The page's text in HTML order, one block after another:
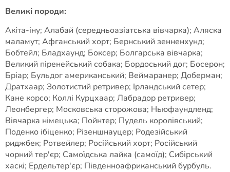
Великі породи:
Акіта-іну; Алабай (середньоазіатська вівчарка); Аляска
маламут; Афганський хорт; Бернський зенненхунд;
Бобтейл; Бладхаунд; Боксер; Болгарська вівчарка;
Великий піренейський собака; Бордоський дог; Босерон;
Бріар; Бульдог американський; Веймаранер; Доберман;
Дратхаар; Золотистий ретривер; Ірландський сетер;
Кане корсо; Коллі Курцхаар; Лабрадор ретривер;
Леонбергер; Московська сторожова; Ньюфаундленд;
Вівчарка німецька; Пойнтер; Пудель королівський;
Поденко ібіценко; Різеншнауцер; Родезійський
риджбек; Ротвейлер; Російський хорт; Російський
чорний тер'єр; Самоїдська лайка (самоїд); Сибірський
хаскі; Ердельтер'єр; Південноафриканський бурбуль.